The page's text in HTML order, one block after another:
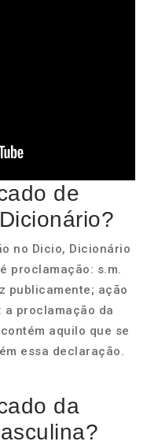
de
no Dicio, Dicionário
proclamação: s.m.
publicamente; ação
a proclamação da
aquilo que se
essa declaração.
da